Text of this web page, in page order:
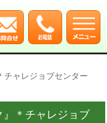
チャレジョブセンター
』＊チャレジョブ